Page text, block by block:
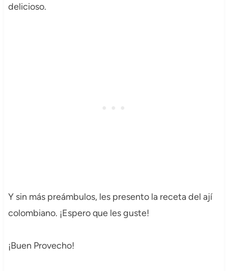
delicioso.
Y sin más preámbulos, les presento la receta del ají
colombiano. ¡Espero que les guste!
¡Buen Provecho!